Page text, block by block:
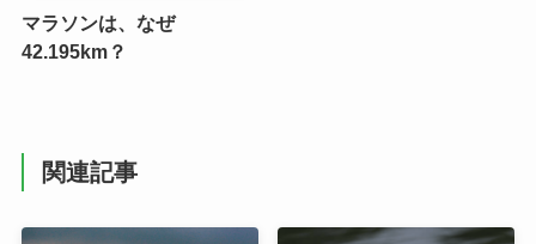
マラソンは、なぜ
42.195km？
関連記事